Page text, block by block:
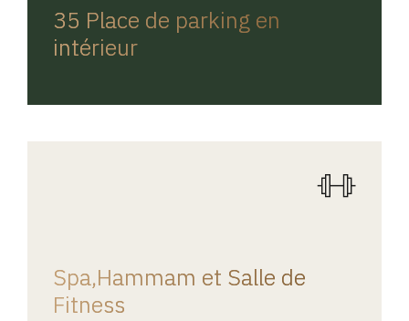
35 Place de parking en
intérieur
Spa,Hammam et Salle de
Fitness